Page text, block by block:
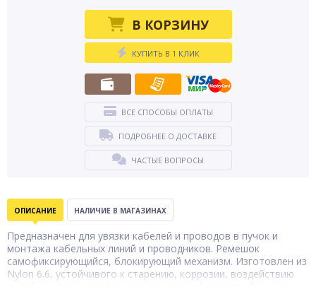
В КОРЗИНУ
КУПИТЬ В 1 КЛИК
ВСЕ СПОСОБЫ ОПЛАТЫ
ПОДРОБНЕЕ О ДОСТАВКЕ
ЧАСТЫЕ ВОПРОСЫ
ОПИСАНИЕ НАЛИЧИЕ В МАГАЗИНАХ
Предназначен для увязки кабелей и проводов в пучок и
монтажа кабельных линий и проводников. Ремешок
самофиксирующийся, блокирующий механизм. Изготовлен из
Nylon 6.6, устойчивого к старению, коррозии, воздействию